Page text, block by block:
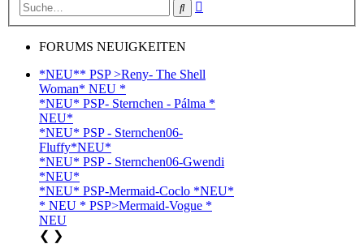
Suche
FORUMS NEUIGKEITEN
*NEU** PSP >Reny- The Shell
Woman* NEU *
*NEU* PSP- Sternchen - Pálma *
NEU*
*NEU* PSP - Sternchen06-
Fluffy*NEU*
*NEU* PSP - Sternchen06-Gwendi
*NEU*
*NEU* PSP-Mermaid-Coclo *NEU*
* NEU * PSP>Mermaid-Vogue *
NEU
❮ ❯